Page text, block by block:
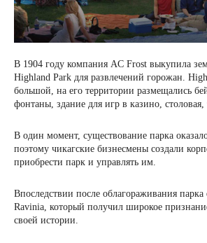
В 1904 году компания AC Frost выкупила
Highland Park для развлечений горожан.
большой, на его территории размещались
фонтаны, здание для игр в казино,
В один момент, существование парка
поэтому чикагские бизнесмены создали
приобрести парк и управлять им.
Впоследствии после облагораживания парка
Ravinia, который получил широкое
своей истории.